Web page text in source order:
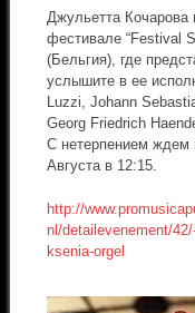
Джульетта Кочарова
фестивале “Festival
(Бельгия), где
услышите в ее
Luzzi, Johann
Georg Friedrich
С нетерпением ждем
Августа в 12:15.
http://
nl/detailevenement/
ksenia-orgel